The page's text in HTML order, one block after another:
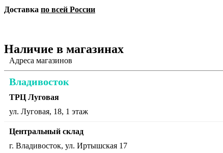
Доставка по всей России
Наличие в магазинах
Адреса магазинов
Владивосток
ТРЦ Луговая
ул. Луговая, 18, 1 этаж
Центральный склад
г. Владивосток, ул. Иртышская 17